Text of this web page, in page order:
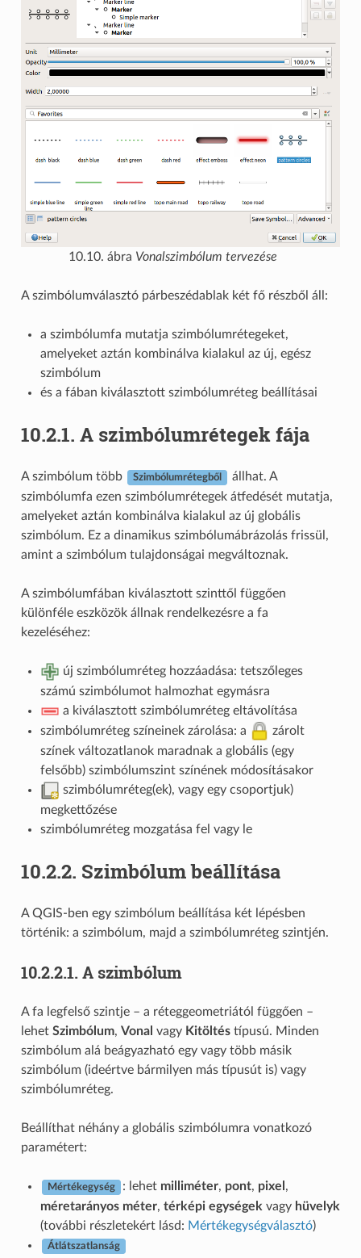
10.10. ábra Vonalszimbólum tervezése
A szimbólumválasztó párbeszédablak két fő részből áll:
a szimbólumfa mutatja szimbólumrétegeket,
amelyeket aztán kombinálva kialakul az új, egész
szimbólum
és a fában kiválasztott szimbólumréteg beállításai
10.2.1. A szimbólumrétegek fája
A szimbólum több Szimbólumrétegből
állhat. A
szimbólumfa ezen szimbólumrétegek átfedését mutatja,
amelyeket aztán kombinálva kialakul az új globális
szimbólum. Ez a dinamikus szimbólumábrázolás frissül,
amint a szimbólum tulajdonságai megváltoznak.
A szimbólumfában kiválasztott szinttől függően
különféle eszközök állnak rendelkezésre a fa
kezeléséhez:
új szimbólumréteg hozzáadása: tetszőleges
számú szimbólumot halmozhat egymásra
a kiválasztott szimbólumréteg eltávolítása
szimbólumréteg színeinek zárolása: a
zárolt
színek változatlanok maradnak a globális (egy
felsőbb) szimbólumszint színének módosításakor
szimbólumréteg(ek), vagy egy csoportjuk)
megkettőzése
szimbólumréteg mozgatása fel vagy le
10.2.2. Szimbólum beállítása
A QGIS-ben egy szimbólum beállítása két lépésben
történik: a szimbólum, majd a szimbólumréteg szintjén.
10.2.2.1. A szimbólum
A fa legfelső szintje – a réteggeometriától függően –
lehet Szimbólum, Vonal vagy Kitöltéstípusú. Minden
szimbólum alá beágyazható egy vagy több másik
szimbólum (ideértve bármilyen más típusút is) vagy
szimbólumréteg.
Beállíthat néhány a globális szimbólumra vonatkozó
paramétert:
Mértékegység : lehet milliméter, pont, pixel ,
méretarányos méter, térképi egységekvagy hüvelyk
(további részletekért lásd: Mértékegységválasztó)
Átlátszatlanság